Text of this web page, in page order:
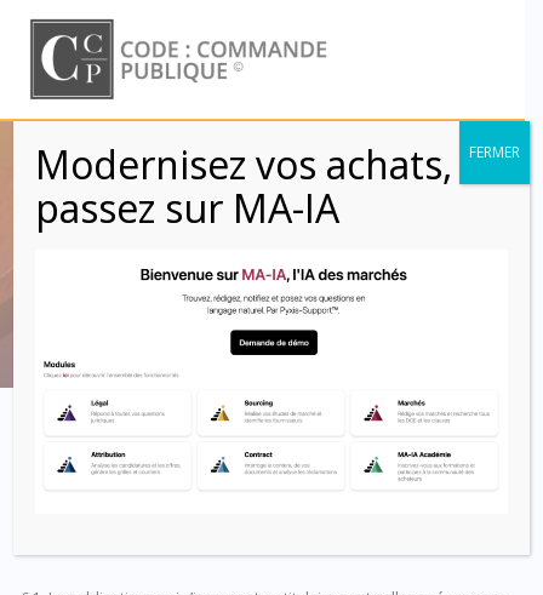
to
content
CCAG Travaux
2021 – Article 6
Code : Commande Publique
Article 6 Protection de la
main-d’œuvre et conditions
Modernisez vos achats,
passez sur MA-IA
FERMER